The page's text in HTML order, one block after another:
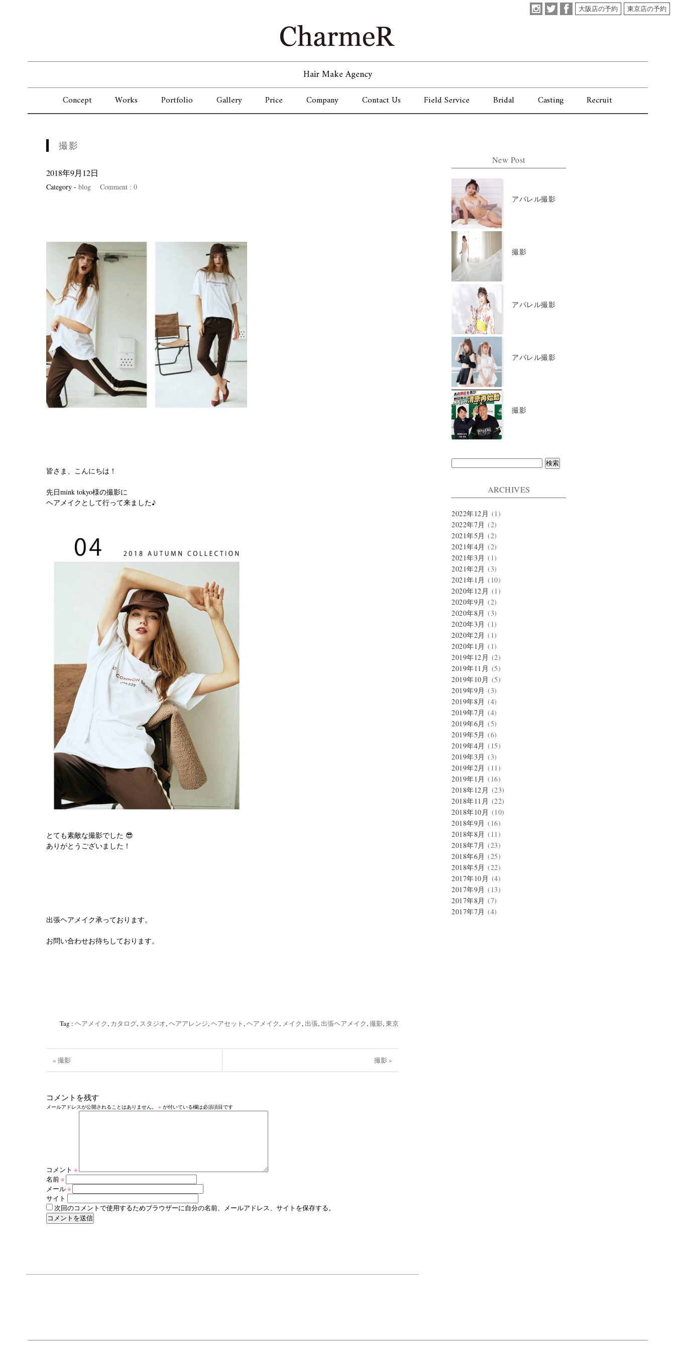
大阪店の予約 東京店の予約
Hair Make Agency
Concept Works Portfolio Gallery Price Company Contact Us Field Service Bridal Casting Recruit
撮影
2018年9月12日
Category - blog Comment : 0
皆さま、こんにちは！
先日mink tokyo様の撮影に
ヘアメイクとして行って来ました♪
とても素敵な撮影でした 😎
ありがとうございました！
出張ヘアメイク承っております。
お問い合わせお待ちしております。
Tag : ‪ヘアメイク, カタログ, スタジオ‬,ヘアアレンジ,ヘアセット,ヘアメイク, メイク, 出張, 出張ヘアメイク,撮影,東京
« 撮影 撮影 »
コメントを残す
メールアドレスが公開されることはありません。 ※ が付いている欄は必須項目です
コメント ※
名前※
メール※
サイト
次回のコメントで使用するためブラウザーに自分の名前、メールアドレス、サイトを保存する。
New Post
アパレル撮影
撮影
アパレル撮影
アパレル撮影
撮影
検
ARCHIVES
2022年12月 (1)
2022年7月 (2)
2021年5月 (2)
2021年4月 (2)
2021年3月 (1)
2021年2月 (3)
2021年1月 (10)
2020年12月 (1)
2020年9月 (2)
2020年8月 (3)
2020年3月 (1)
2020年2月 (1)
2020年1月 (1)
2019年12月 (2)
2019年11月 (5)
2019年10月 (5)
2019年9月 (3)
2019年8月 (4)
2019年7月 (4)
2019年6月 (5)
2019年5月 (6)
2019年4月 (15)
2019年3月 (3)
2019年2月 (11)
2019年1月 (16)
2018年12月 (23)
2018年11月 (22)
2018年10月 (10)
2018年9月 (16)
2018年8月 (11)
2018年7月 (23)
2018年6月 (25)
2018年5月 (22)
2017年10月 (4)
2017年9月 (13)
2017年8月 (7)
2017年7月 (4)